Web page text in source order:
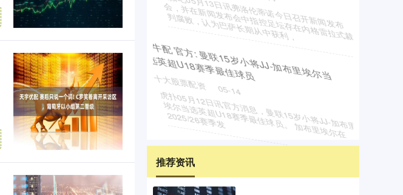
晚
渥
华
领
互
盈
策
略
广
州
：
今
起
暂
停
实
施
汽
车
“置
换
更
新
”补
贴
政
策
！
最安全的股票杠杆平台
广
州
市
商
务
局
最
新
公
告
。
8
月
2
9
日
晚
，
广
州
市
商
务
局
发
布
公
告
，
决
定
调
整
2
0
2
5
年
广
州
市
汽
车
“置
换
更
新
”政
策
，
自
2
0
2
5
年
8
推荐资讯